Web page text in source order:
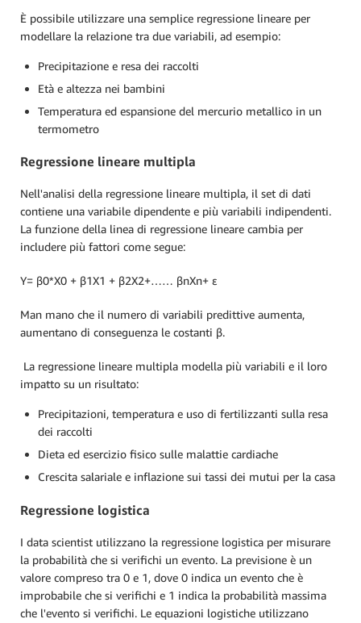
È possibile utilizzare una semplice regressione lineare per
modellare la relazione tra due variabili, ad esempio:
Precipitazione e resa dei raccolti
Età e altezza nei bambini
Temperatura ed espansione del mercurio metallico in un
termometro
Regressione lineare multipla
Nell'analisi della regressione lineare multipla, il set di dati
contiene una variabile dipendente e più variabili indipendenti.
La funzione della linea di regressione lineare cambia per
includere più fattori come segue:
Y= β0*X0 + β1X1 + β2X2+…… βnXn+ ε
Man mano che il numero di variabili predittive aumenta,
aumentano di conseguenza le costanti β.
La regressione lineare multipla modella più variabili e il loro
impatto su un risultato:
Precipitazioni, temperatura e uso di fertilizzanti sulla resa
dei raccolti
Dieta ed esercizio fisico sulle malattie cardiache
Crescita salariale e inflazione sui tassi dei mutui per la casa
Regressione logistica
I data scientist utilizzano la regressione logistica per misurare
la probabilità che si verifichi un evento. La previsione è un
valore compreso tra 0 e 1, dove 0 indica un evento che è
improbabile che si verifichi e 1 indica la probabilità massima
che l'evento si verifichi. Le equazioni logistiche utilizzano